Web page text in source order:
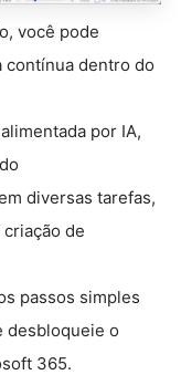
você pode
contínua dentro do
por IA,
diversas tarefas,
de
passos simples
desbloqueie o
365.